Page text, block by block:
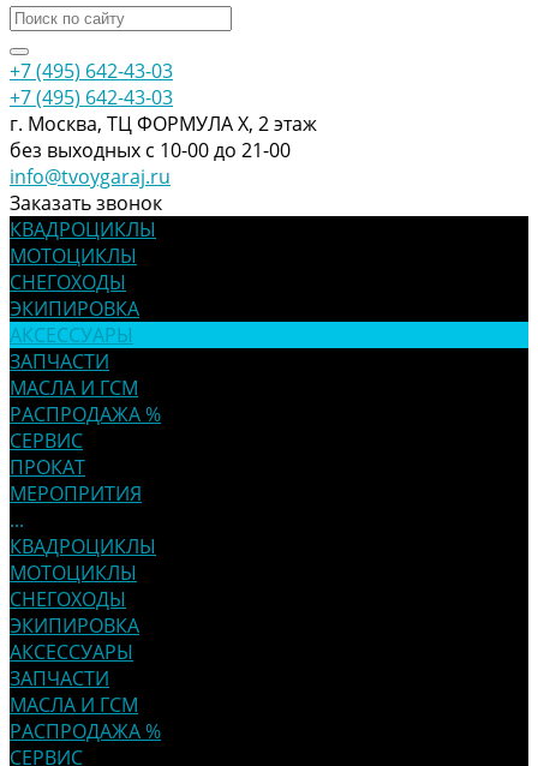
+7 (495) 642-43-03
+7 (495) 642-43-03
г. Москва, ТЦ ФОРМУЛА Х, 2 этаж
без выходных с 10-00 до 21-00
info@tvoygaraj.ru
Заказать звонок
КВАДРОЦИКЛЫ
МОТОЦИКЛЫ
СНЕГОХОДЫ
ЭКИПИРОВКА
АКСЕССУАРЫ
ЗАПЧАСТИ
МАСЛА И ГСМ
РАСПРОДАЖА %
СЕРВИС
ПРОКАТ
МЕРОПРИТИЯ
...
КВАДРОЦИКЛЫ
МОТОЦИКЛЫ
СНЕГОХОДЫ
ЭКИПИРОВКА
АКСЕССУАРЫ
ЗАПЧАСТИ
МАСЛА И ГСМ
РАСПРОДАЖА %
СЕРВИС